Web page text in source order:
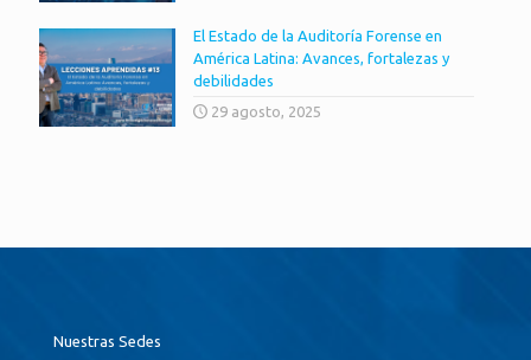
El Estado de la Auditoría Forense en
América Latina: Avances, fortalezas y
debilidades
29 agosto, 2025
Nuestras Sedes